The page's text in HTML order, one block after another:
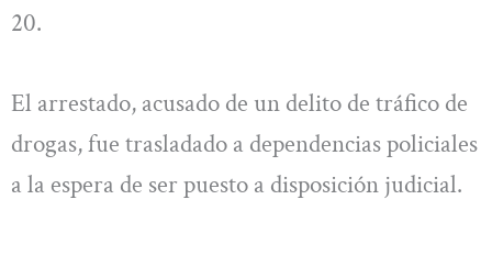
20.
El arrestado, acusado de un delito de tráfico de
drogas, fue trasladado a dependencias policiales
a la espera de ser puesto a disposición judicial.